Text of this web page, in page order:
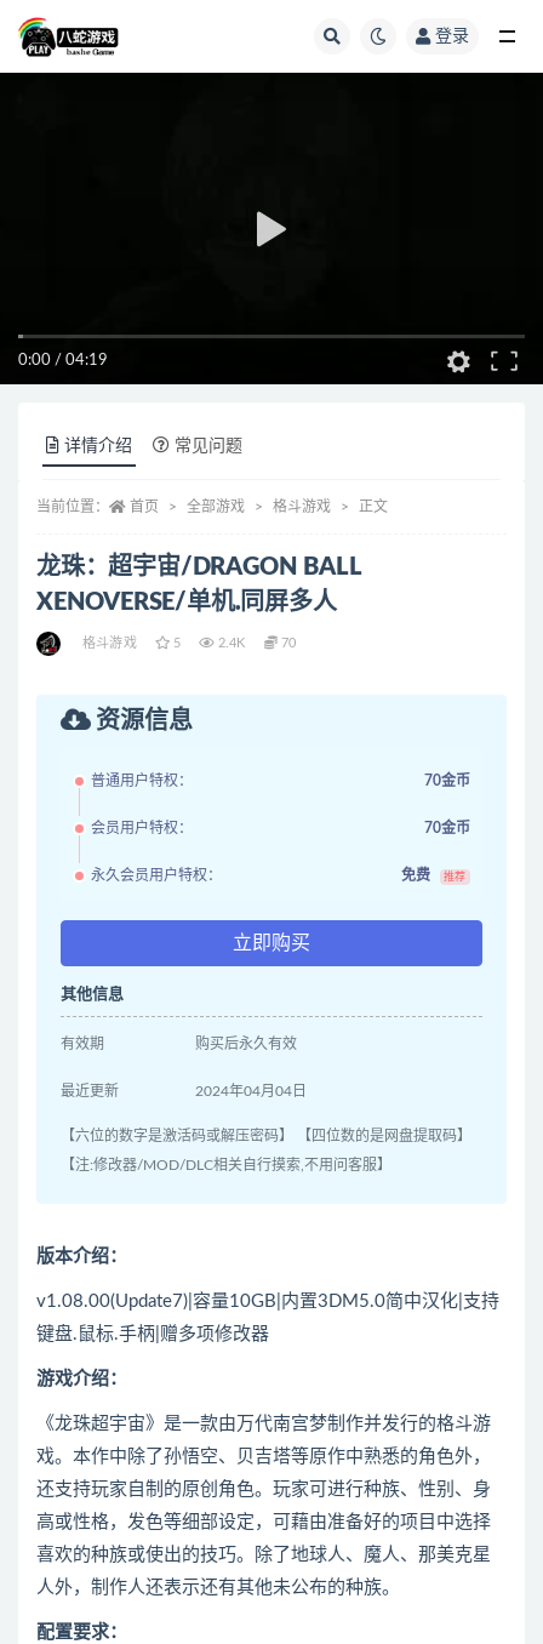
登录
0:00 / 04:19
详情介绍 常见问题
当前位置： 首页 全部游戏 格斗游戏 正文
龙珠：超宇宙/DRAGON BALL
XENOVERSE/单机.同屏多人
格斗游戏 5 2.4K 70
资源信息
普通用户特权： 70金币
会员用户特权： 70金币
永久会员用户特权： 免费 推荐
立即购买
其他信息
有效期 购买后永久有效
最近更新 2024年04月04日
【六位的数字是激活码或解压密码】 【四位数的是网盘提取码】
【注:修改器/MOD/DLC相关自行摸索,不用问客服】
版本介绍：
v1.08.00(Update7)|容量10GB|内置3DM5.0简中汉化|支持
键盘.鼠标.手柄|赠多项修改器
游戏介绍：
《龙珠超宇宙》是一款由万代南宫梦制作并发行的格斗游
戏。本作中除了孙悟空、贝吉塔等原作中熟悉的角色外，
还支持玩家自制的原创角色。玩家可进行种族、性别、身
高或性格，发色等细部设定，可藉由准备好的项目中选择
喜欢的种族或使出的技巧。除了地球人、魔人、那美克星
人外，制作人还表示还有其他未公布的种族。
配置要求：